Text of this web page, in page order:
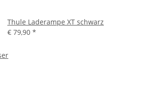
Thule Laderampe XT schwarz
€ 79,90 *